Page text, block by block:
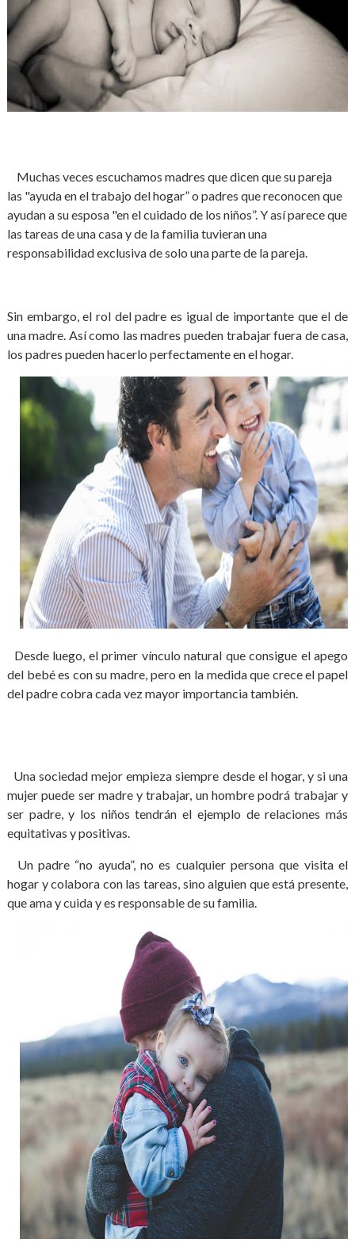
Muchas veces escuchamos madres que dicen que su pareja
las "ayuda en el trabajo del hogar” o padres que reconocen que
ayudan a su esposa "en el cuidado de los niños”. Y así parece que
las tareas de una casa y de la familia tuvieran una
responsabilidad exclusiva de solo una parte de la pareja.
Sin embargo, el rol del padre es igual de importante que el de
una madre. Así como las madres pueden trabajar fuera de casa,
los padres pueden hacerlo perfectamente en el hogar.
Desde luego, el primer vínculo natural que consigue el apego
del bebé es con su madre, pero en la medida que crece el papel
del padre cobra cada vez mayor importancia también.
Una sociedad mejor empieza siempre desde el hogar, y si una
mujer puede ser madre y trabajar, un hombre podrá trabajar y
ser padre, y los niños tendrán el ejemplo de relaciones más
equitativas y positivas.
Un padre “no ayuda”, no es cualquier persona que visita el
hogar y colabora con las tareas, sino alguien que está presente,
que ama y cuida y es responsable de su familia.